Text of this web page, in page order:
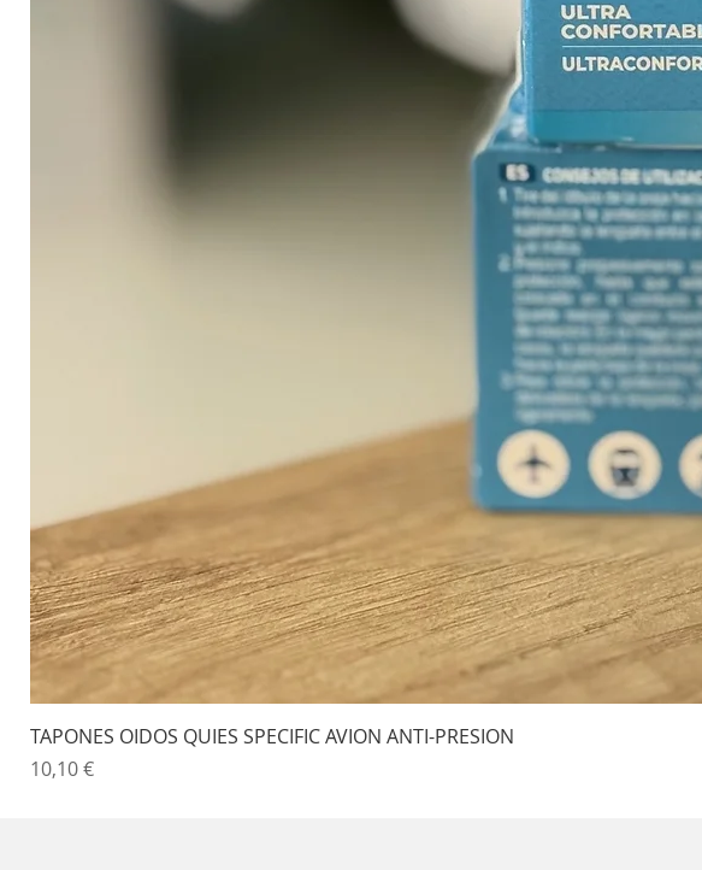
TAPONES OIDOS QUIES SPECIFIC AVION ANTI-PRESION
Precio
10,10 €